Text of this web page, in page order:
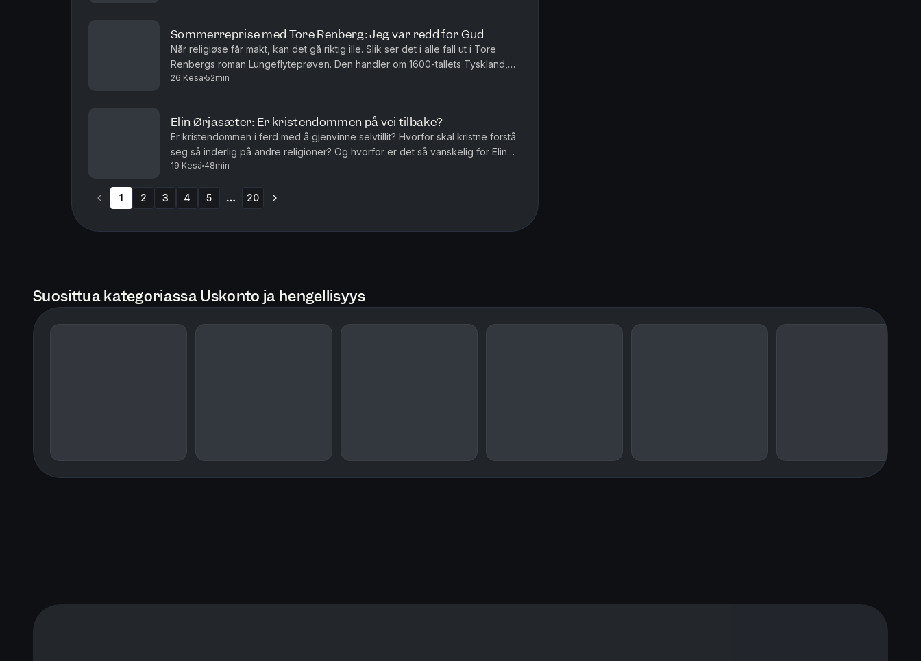
Sommerreprise med Tore Renberg: Jeg var redd for Gud
Når religiøse får makt, kan det gå riktig ille. Slik ser det i alle fall ut i Tore
Renbergs roman Lungeflyteprøven. Den handler om 1600-tallets Tyskland,
men den snakker også inn i vår tid. Tore Renbe...
26 Kesä 52min
Elin Ørjasæter: Er kristendommen på vei tilbake?
Er kristendommen i ferd med å gjenvinne selvtillit? Hvorfor skal kristne forstå
seg så inderlig på andre religioner? Og hvorfor er det så vanskelig for Elin
Ørjasæter å lese noe fysisk? I denne episod...
19 Kesä 48min
1 2 3 4 5 20
Suosittua kategoriassa Uskonto ja hengellisyys